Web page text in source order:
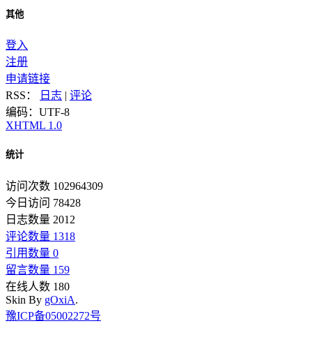
其他
登入
注册
申请链接
RSS：
日志 | 评论
编码：UTF-8
XHTML 1.0
统计
访问次数 102964309
今日访问 78428
日志数量 2012
评论数量 1318
引用数量 0
留言数量 159
在线人数 180
Skin By gOxiA.
豫ICP备05002272号